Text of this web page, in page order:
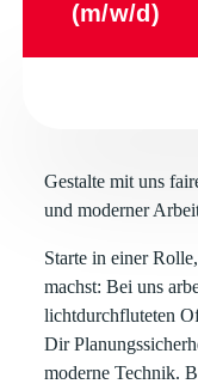
(m/w/d)
Gestalte mit uns
und moderner
Starte in einer
machst: Bei uns
lichtdurchfluteten
Dir
moderne Technik.